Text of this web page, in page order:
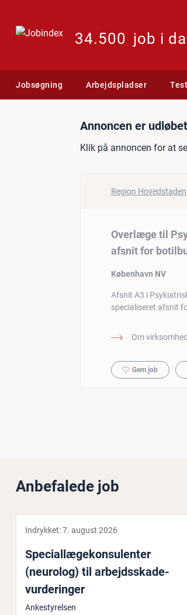
34.500 job i
Jobsøgning Arbejdspladser
Jobannonce:
Annoncen er
Klik på annoncen for at
Region Hovedstaden
Overlæge til
afsnit for
København NV
Afsnit A3 i
specialiseret afsnit
Om
Gem job
Anbefalede job
Indrykket:7. august 2026
Spe­ci­al­læge­kon­su­len­ter
(neurolog) til ar­bejds­ska­de­
vur­de­rin­ger
Ankestyrelsen